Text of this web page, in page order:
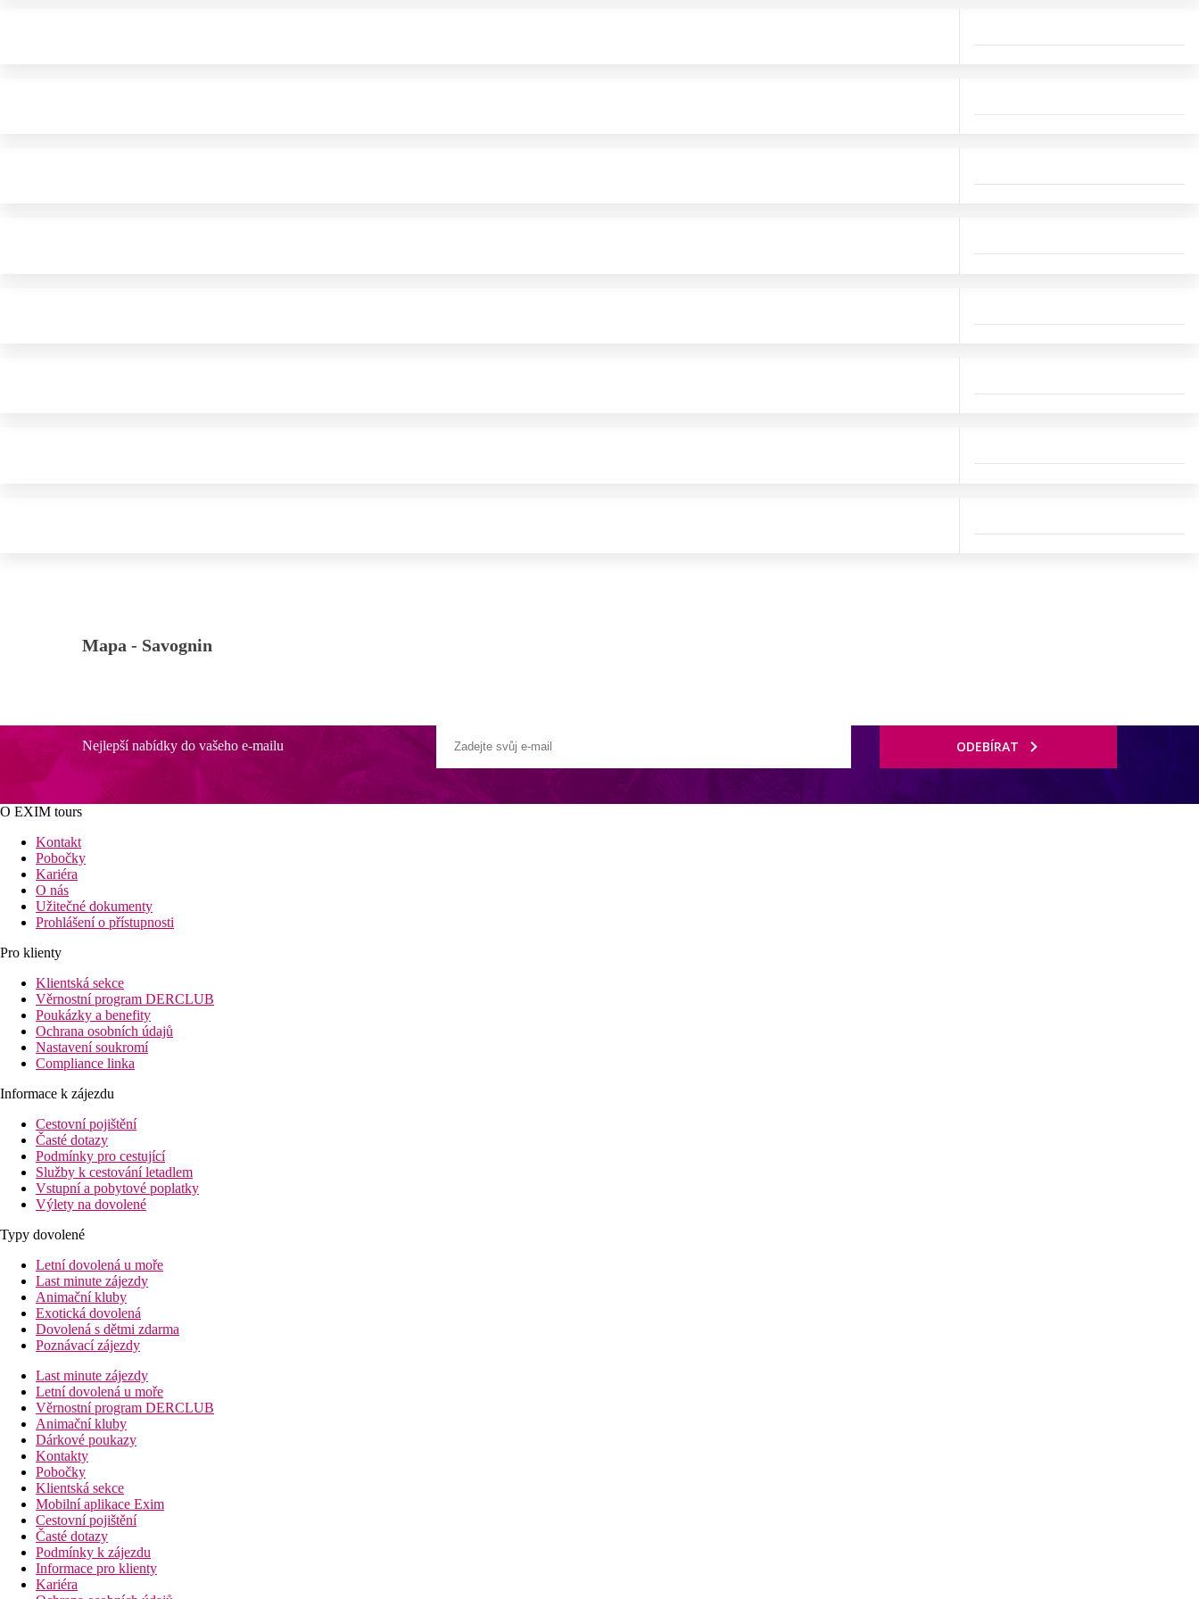
Mapa - Savognin
Nejlepší nabídky do vašeho e-mailu ODEBÍRAT
O EXIM tours
Kontakt
Pobočky
Kariéra
O nás
Užitečné dokumenty
Prohlášení o přístupnosti
Pro klienty
Klientská sekce
Věrnostní program DERCLUB
Poukázky a benefity
Ochrana osobních údajů
Nastavení soukromí
Compliance linka
Informace k zájezdu
Cestovní pojištění
Časté dotazy
Podmínky pro cestující
Služby k cestování letadlem
Vstupní a pobytové poplatky
Výlety na dovolené
Typy dovolené
Letní dovolená u moře
Last minute zájezdy
Animační kluby
Exotická dovolená
Dovolená s dětmi zdarma
Poznávací zájezdy
Last minute zájezdy
Letní dovolená u moře
Věrnostní program DERCLUB
Animační kluby
Dárkové poukazy
Kontakty
Pobočky
Klientská sekce
Mobilní aplikace Exim
Cestovní pojištění
Časté dotazy
Podmínky k zájezdu
Informace pro klienty
Kariéra